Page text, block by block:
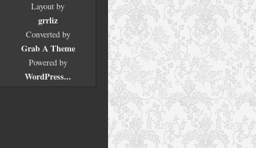
Layout by
grrliz
Converted by
Grab A Theme
Powered by
WordPress...